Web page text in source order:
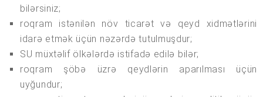
bilərsiniz;
roqram istənilən növ ticarət və qeyd xidmətlərini
idarə etmək üçün nəzərdə tutulmuşdur;
SU müxtəlif ölkələrdə istifadə edilə bilər;
roqram şöbə üzrə qeydlərin aparılması üçün
uyğundur;